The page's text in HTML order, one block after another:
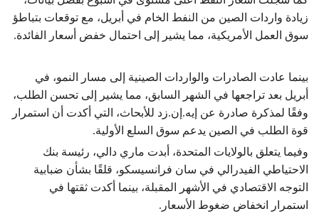
زيادة واردات الصين من النفط الخام في أبريل، مع توقعات بتباطؤ
سوق العمل الأمريكية، مما يشير إلى احتمال خفض أسعار الفائدة.
بينما عادت الصادرات والواردات الصينية إلى مسار النمو، في
أبريل بعد تراجعها في الشهر السابق، مما يشير إلى تحسن الطلب،
وفقًا لمذكرة صادرة عن إيه.إن.زد للأبحاث، التي أكدت أن استمرار
قوة الطلب في الصين يدعم سوق السلع الأولية.
وفيما يتعلق بالولايات المتحدة، أبدت ماري دالي، رئيسة بنك
الاحتياطي الفيدرالي في سان فرانسيسكو، قلقًا بشأن ضبابية
التوجه الاقتصادي في الأشهر المقبلة، بينما أكدت ثقتها في
استمرار انخفاض ضغوط الأسعار.